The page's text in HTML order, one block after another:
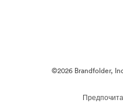
©2026 Brandfolder,